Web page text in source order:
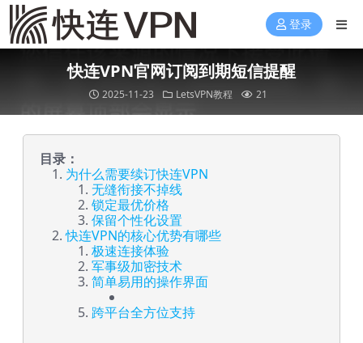
登录
快连VPN官网订阅到期短信提醒
2025-11-23 LetsVPN教程 21
目录：
为什么需要续订快连VPN
无缝衔接不掉线
锁定最优价格
保留个性化设置
快连VPN的核心优势有哪些
极速连接体验
军事级加密技术
简单易用的操作界面
跨平台全方位支持